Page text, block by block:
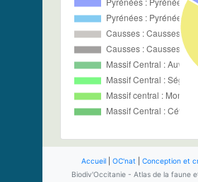
Accueil| OC'nat| Conception et
Biodiv'Occitanie - Atlas de la faune